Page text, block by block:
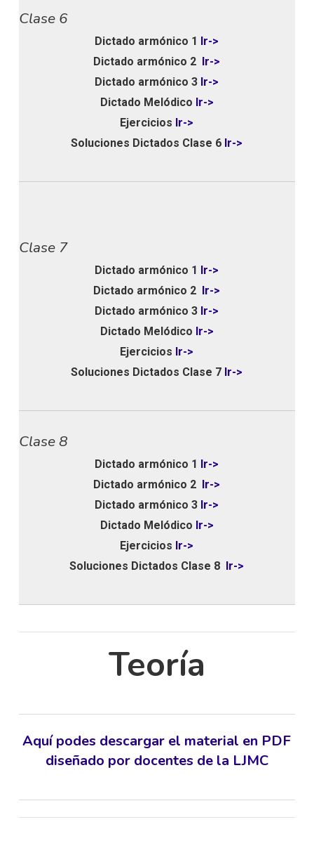
Clase 6
Dictado armónico 1 Ir->
Dictado armónico 2 Ir->
Dictado armónico 3 Ir->
Dictado Melódico Ir->
Ejercicios Ir->
Soluciones Dictados Clase 6 Ir->
Clase 7
Dictado armónico 1 Ir->
Dictado armónico 2 Ir->
Dictado armónico 3 Ir->
Dictado Melódico Ir->
Ejercicios Ir->
Soluciones Dictados Clase 7 Ir->
Clase 8
Dictado armónico 1 Ir->
Dictado armónico 2 Ir->
Dictado armónico 3 Ir->
Dictado Melódico Ir->
Ejercicios Ir->
Soluciones Dictados Clase 8 Ir->
Teoría
Aquí podes descargar el material en PDF
diseñado por docentes de la LJMC